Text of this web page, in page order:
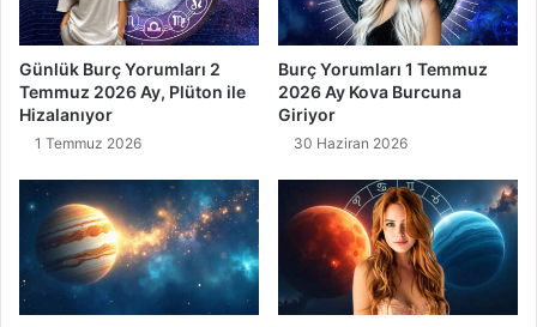
Günlük Burç Yorumları 2
Temmuz 2026 Ay, Plüton ile
Hizalanıyor
1 Temmuz 2026
Burç Yorumları 1 Temmuz
2026 Ay Kova Burcuna
Giriyor
30 Haziran 2026